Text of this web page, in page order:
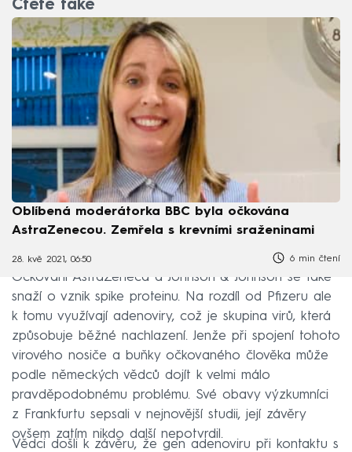
Čtěte také
Oblíbená moderátorka BBC byla očkována
AstraZenecou. Zemřela s krevními sraženinami
28. kvě 2021, 06:50 6 min čtení
Očkování AstraZeneca a Johnson & Johnson se také
snaží o vznik spike proteinu. Na rozdíl od Pfizeru ale
k tomu využívají adenoviry, což je skupina virů, která
způsobuje běžné nachlazení. Jenže při spojení tohoto
virového nosiče a buňky očkovaného člověka může
podle německých vědců dojít k velmi málo
pravděpodobnému problému. Své obavy výzkumníci
z Frankfurtu sepsali v nejnovější studii, její závěry
ovšem zatím nikdo další nepotvrdil.
Vědci došli k závěru, že gen adenoviru při kontaktu s